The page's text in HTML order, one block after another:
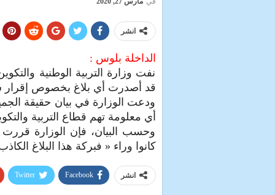
انشر
الداخلة بلوس :
نفت وزارة التربية الوطنية
قد أصدرت أي بلاغ بخصوص إقرار
ودعت الوزارة في بيان حقيقة
أي معلومة تهم قطاع التربية
وحسب البيان، فإن الوزارة
كانوا وراء « فبركة هذا البلاغ
انشر Facebook
Twitter